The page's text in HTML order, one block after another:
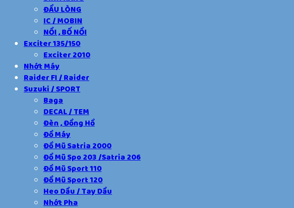
ĐẦU LÒNG
IC / MOBIN
NỒI , BỐ NỒI
Exciter 135/150
Exciter 2010
Nhớt Máy
Raider FI / Raider
Suzuki / SPORT
Baga
DECAL / TEM
Đèn , Đồng Hồ
Đồ Máy
Đồ Mũ Satria 2000
Đồ Mũ Spo 203 /Satria 206
Đồ Mũ Sport 110
Đồ Mũ Sport 120
Heo Dầu / Tay Dầu
Nhớt Pha